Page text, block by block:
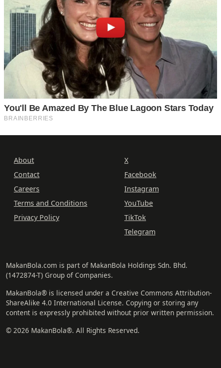
About
Contact
Careers
Terms and Conditions
Privacy Policy
X
Facebook
Instagram
YouTube
TikTok
Telegram
MakanBola.com is part of MakanBola Holdings Sdn. Bhd.
(1472874-T) Group of Companies.
MakanBola® is licensed under a Creative Commons Attribution-
ShareAlike 4.0 International License. Copying or storing any
content is expressly prohibited without prior written permission.
© 2026 MakanBola®. All Rights Reserved.